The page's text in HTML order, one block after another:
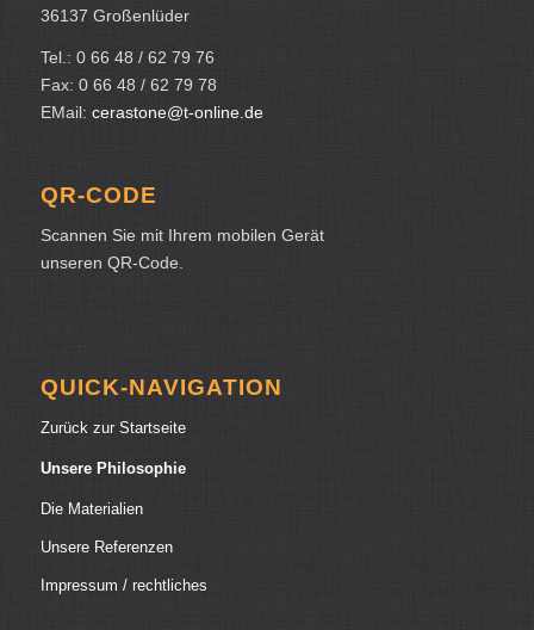
36137 Großenlüder
Tel.: 0 66 48 / 62 79 76
Fax: 0 66 48 / 62 79 78
EMail: cerastone@t-online.de
QR-CODE
Scannen Sie mit Ihrem mobilen Gerät
unseren QR-Code.
QUICK-NAVIGATION
Zurück zur Startseite
Unsere Philosophie
Die Materialien
Unsere Referenzen
Impressum / rechtliches